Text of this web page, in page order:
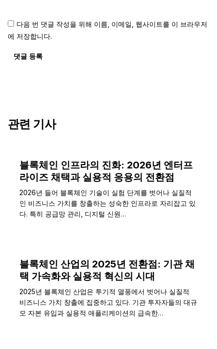
다음 번 댓글 작성을 위해 이름, 이메일, 웹사이트를 이 브라우저
에 저장합니다.
댓글 등록
관련 기사
블록체인 인프라의 진화: 2026년 엔터프
라이즈 채택과 실용적 응용의 전환점
2026년 들어 블록체인 기술이 실험 단계를 벗어나 실질적
인 비즈니스 가치를 창출하는 성숙한 인프라로 자리잡고 있
다. 특히 공급망 관리, 디지털 신원…
블록체인 산업의 2025년 전환점: 기관 채
택 가속화와 실용적 혁신의 시대
2025년 블록체인 산업은 투기적 열풍에서 벗어나 실질적
비즈니스 가치 창출에 집중하고 있다. 기관 투자자들의 대규
모 자본 유입과 실용적 애플리케이션의 급속한…